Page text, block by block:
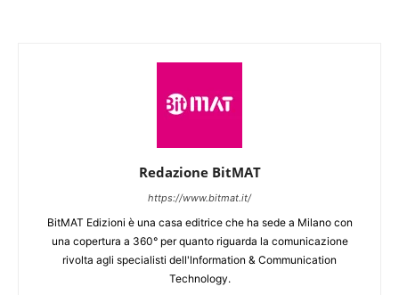
Redazione BitMAT
https://www.bitmat.it/
BitMAT Edizioni è una casa editrice che ha sede a Milano con
una copertura a 360° per quanto riguarda la comunicazione
rivolta agli specialisti dell'lnformation & Communication
Technology.